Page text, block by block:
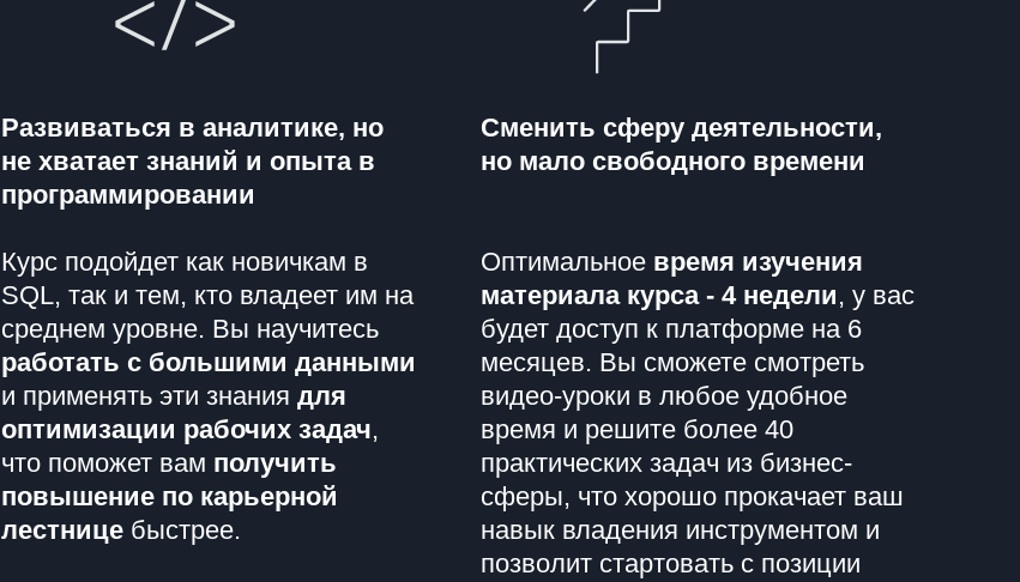
Развиваться в аналитике, но
не хватает знаний и опыта в
программировании
Курс подойдет как новичкам в
SQL, так и тем, кто владеет им на
среднем уровне. Вы научитесь
работать с большими данными
и применять эти знания для
оптимизации рабочих задач,
что поможет вам получить
повышение по карьерной
лестнице быстрее.
Сменить сферу деятельности,
но мало свободного времени
Оптимальное время изучения
материала курса - 4 недели, у вас
будет доступ к платформе на 6
месяцев. Вы сможете смотреть
видео-уроки в любое удобное
время и решите более 40
практических задач из бизнес-
сферы, что хорошо прокачает ваш
навык владения инструментом и
позволит стартовать с позиции